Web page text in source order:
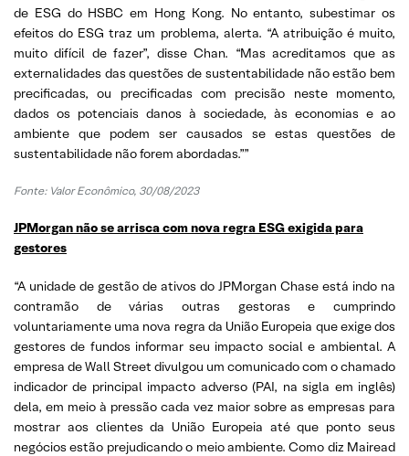
de ESG do HSBC em Hong Kong. No entanto, subestimar os
efeitos do ESG traz um problema, alerta. “A atribuição é muito,
muito difícil de fazer”, disse Chan. “Mas acreditamos que as
externalidades das questões de sustentabilidade não estão bem
precificadas, ou precificadas com precisão neste momento,
dados os potenciais danos à sociedade, às economias e ao
ambiente que podem ser causados se estas questões de
sustentabilidade não forem abordadas.””
Fonte: Valor Econômico, 30/08/2023
JPMorgan não se arrisca com nova regra ESG exigida para
gestores
“A unidade de gestão de ativos do JPMorgan Chase está indo na
contramão de várias outras gestoras e cumprindo
voluntariamente uma nova regra da União Europeia que exige dos
gestores de fundos informar seu impacto social e ambiental. A
empresa de Wall Street divulgou um comunicado com o chamado
indicador de principal impacto adverso (PAI, na sigla em inglês)
dela, em meio à pressão cada vez maior sobre as empresas para
mostrar aos clientes da União Europeia até que ponto seus
negócios estão prejudicando o meio ambiente. Como diz Mairead